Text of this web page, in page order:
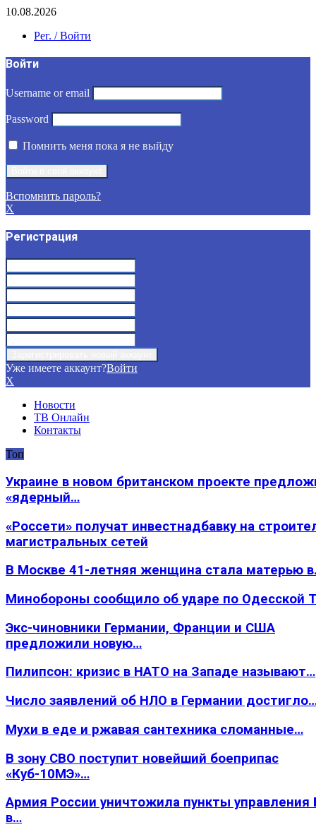
10.08.2026
Рег. / Войти
Войти
Username or email
Password
Помнить меня пока я не выйду
Вспомнить пароль?
X
Регистрация
Уже имеете аккаунт?Войти
X
Новости
ТВ Онлайн
Контакты
Топ
Украине в новом британском проекте
«ядерный…
«Россети» получат инвестнадбавку на
магистральных сетей
В Москве 41-летняя женщина стала матерью
Минобороны сообщило об ударе по Одесской
Экс-чиновники Германии, Франции и США
предложили новую…
Пилипсон: кризис в НАТО на Западе называют…
Число заявлений об НЛО в Германии
Мухи в еде и ржавая сантехника сломанные…
В зону СВО поступит новейший боеприпас
«Куб-10МЭ»…
Армия России уничтожила пункты
в…